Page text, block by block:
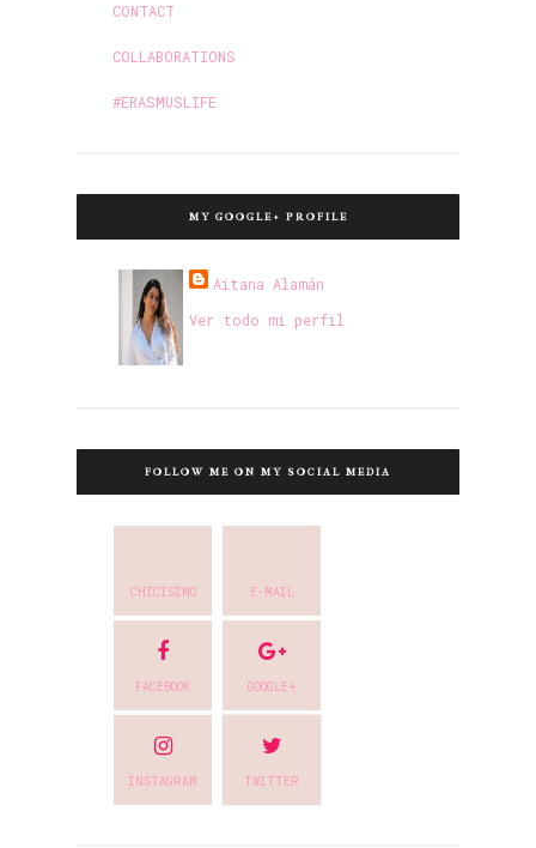
CONTACT
COLLABORATIONS
#ERASMUSLIFE
MY GOOGLE+ PROFILE
Aitana Alamán
Ver todo mi perfil
FOLLOW ME ON MY SOCIAL MEDIA
CHICISIMO E-MAIL
FACEBOOK GOOGLE+
INSTAGRAM TWITTER